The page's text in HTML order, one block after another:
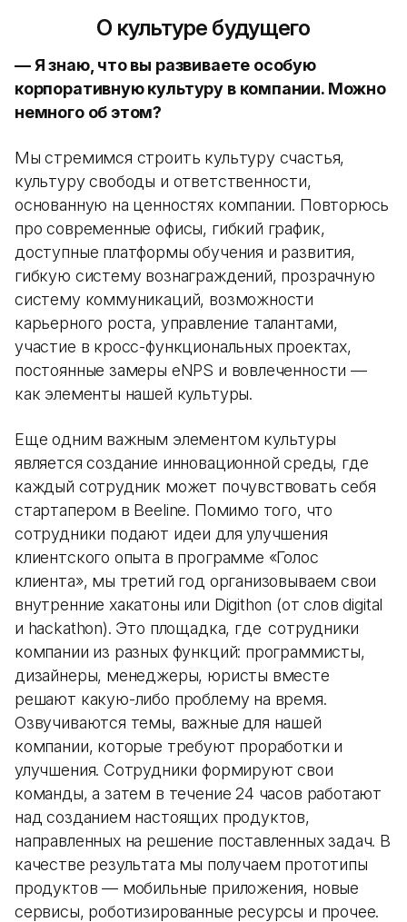
О культуре будущего
— Я знаю, что вы развиваете особую
корпоративную культуру в компании. Можно
немного об этом?
Мы стремимся строить культуру счастья,
культуру свободы и ответственности,
основанную на ценностях компании. Повторюсь
про современные офисы, гибкий график,
доступные платформы обучения и развития,
гибкую систему вознаграждений, прозрачную
систему коммуникаций, возможности
карьерного роста, управление талантами,
участие в кросс-функциональных проектах,
постоянные замеры eNPS и вовлеченности —
как элементы нашей культуры.
Еще одним важным элементом культуры
является создание инновационной среды, где
каждый сотрудник может почувствовать себя
стартапером в Beeline. Помимо того, что
сотрудники подают идеи для улучшения
клиентского опыта в программе «Голос
клиента», мы третий год организовываем свои
внутренние хакатоны или Digithon (от слов digital
и hackathon). Это площадка, где сотрудники
компании из разных функций: программисты,
дизайнеры, менеджеры, юристы вместе
решают какую-либо проблему на время.
Озвучиваются темы, важные для нашей
компании, которые требуют проработки и
улучшения. Сотрудники формируют свои
команды, а затем в течение 24 часов работают
над созданием настоящих продуктов,
направленных на решение поставленных задач. В
качестве результата мы получаем прототипы
продуктов — мобильные приложения, новые
сервисы, роботизированные ресурсы и прочее.